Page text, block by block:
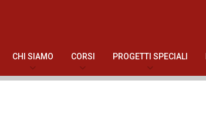
CHI SIAMO CORSI PROGETTI SPECIALI